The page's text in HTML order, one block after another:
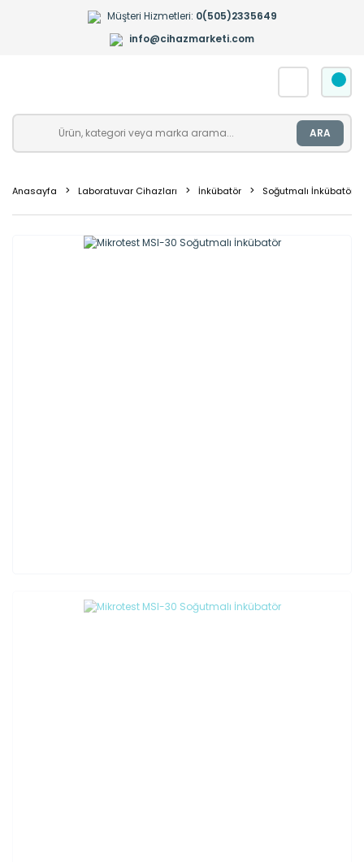
Müşteri Hizmetleri: 0(505)2335649
info@cihazmarketi.com
ARA
Anasayfa Laboratuvar Cihazları İnkübatör Soğutmalı İnkübatör